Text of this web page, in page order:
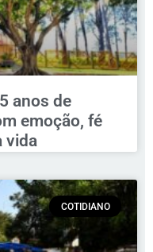
anos de
emoção, fé
vida
COTIDIANO